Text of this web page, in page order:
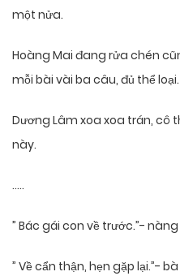
một nửa.
Hoàng Mai đang rửa chén
mỗi bài vài ba câu, đủ thể loại.
Dương Lâm xoa xoa trán, cô
này.
…..
” Bác gái con về trước.”-
” Về cẩn thận, hẹn gặp lại.”-